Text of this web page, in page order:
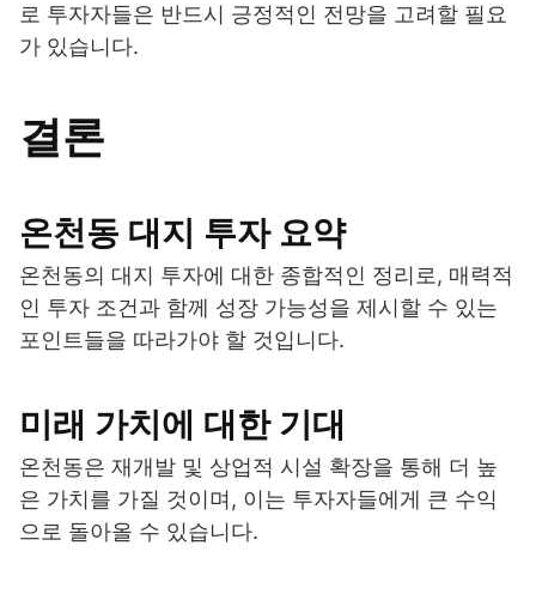
로 투자자들은 반드시 긍정적인 전망을 고려할 필요
가 있습니다.
결론
온천동 대지 투자 요약
온천동의 대지 투자에 대한 종합적인 정리로, 매력적
인 투자 조건과 함께 성장 가능성을 제시할 수 있는
포인트들을 따라가야 할 것입니다.
미래 가치에 대한 기대
온천동은 재개발 및 상업적 시설 확장을 통해 더 높
은 가치를 가질 것이며, 이는 투자자들에게 큰 수익
으로 돌아올 수 있습니다.